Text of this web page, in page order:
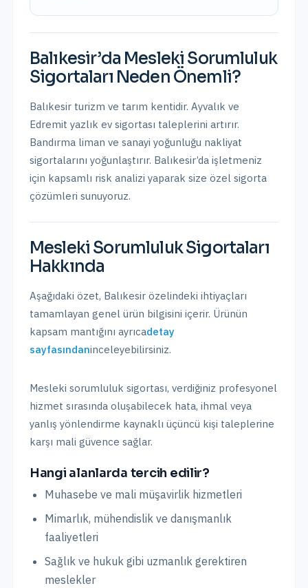
Balıkesir’da Mesleki Sorumluluk
Sigortaları Neden Önemli?
Balıkesir turizm ve tarım kentidir. Ayvalık ve
Edremit yazlık ev sigortası taleplerini artırır.
Bandırma liman ve sanayi yoğunluğu nakliyat
sigortalarını yoğunlaştırır. Balıkesir’da işletmeniz
için kapsamlı risk analizi yaparak size özel sigorta
çözümleri sunuyoruz.
Mesleki Sorumluluk Sigortaları
Hakkında
Aşağıdaki özet, Balıkesir özelindeki ihtiyaçları
tamamlayan genel ürün bilgisini içerir. Ürünün
kapsam mantığını ayrıcadetay
sayfasındaninceleyebilirsiniz.
Mesleki sorumluluk sigortası, verdiğiniz profesyonel
hizmet sırasında oluşabilecek hata, ihmal veya
yanlış yönlendirme kaynaklı üçüncü kişi taleplerine
karşı mali güvence sağlar.
Hangi alanlarda tercih edilir?
Muhasebe ve mali müşavirlik hizmetleri
Mimarlık, mühendislik ve danışmanlık
faaliyetleri
Sağlık ve hukuk gibi uzmanlık gerektiren
meslekler